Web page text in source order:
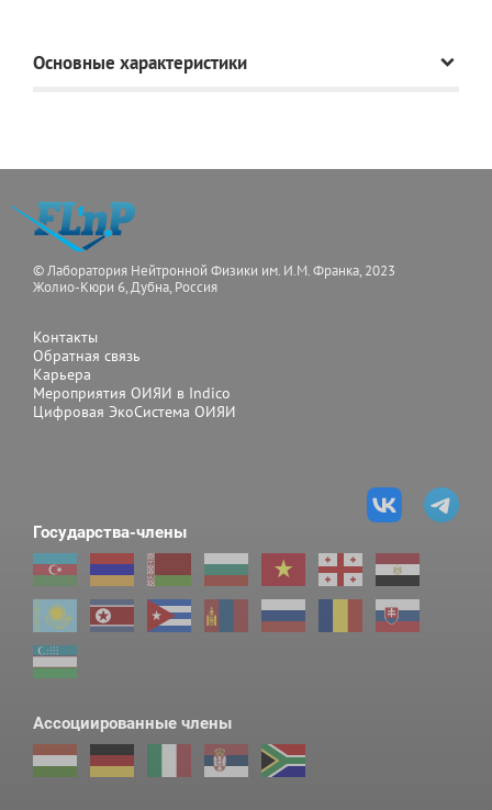
Основные характеристики
Частота следования (Гц) 50
Длительность
электронного импульса
(нс)
115
Мощность пучка (кВт)
© Лаборатория Нейтронной Физики им. И.М. Франка, 2023
Жолио-Кюри 6, Дубна, Россия
Контакты
Обратная связь
Карьера
Мероприятия ОИЯИ в Indico
Цифровая ЭкоСистема ОИЯИ
Государства-члены
Ассоциированные члены